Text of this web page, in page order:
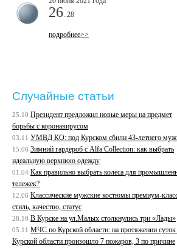
26 ..28
подробнее>>
Случайные статьи
25.10 Президент предложил новые меры на предмет
борьбы с коронавирусом
03.11 УМВД КО: под Курском сбили 43-летнего
15.06 Зимний гардероб с Alfa Collection: как выбрать
идеальную верхнюю одежду
01.04 Как правильно выбрать колеса для
тележек?
12.06 Классические мужские костюмы премиум-
стиль, качество, статус
28.10 В Курске на ул.Малых столкнулись три «Лады»
05.11 МЧС по Курской области: на протяжении суток
Курской области произошло 7 пожаров, 3 по причине